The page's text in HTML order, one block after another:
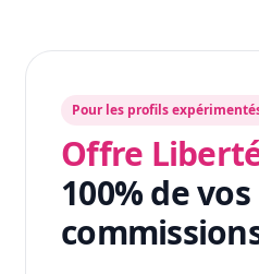
Pour les profils
Offre
100% de vos